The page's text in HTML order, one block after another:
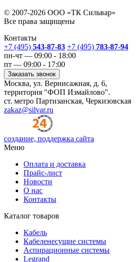
© 2007-2026 ООО «ТК Сильвар»
Все права защищены
Контакты
+7 (495) 543-87-83 +7 (495) 783-87-94
пн-чт — 09:00 - 18:00
пт — 09:00 - 17:00
Заказать звонок
Москва, ул. Вернисажная, д. 6,
территория "ФОП Измайлово".
ст. метро Партизанская, Черкизовская
zakaz@silvar.ru
создание, поддержка сайта
Меню
Оплата и доставка
Прайс-лист
Новости
О нас
Контакты
Каталог товаров
Кабель
Кабеленесущие системы
Аспирационные системы
Legrand